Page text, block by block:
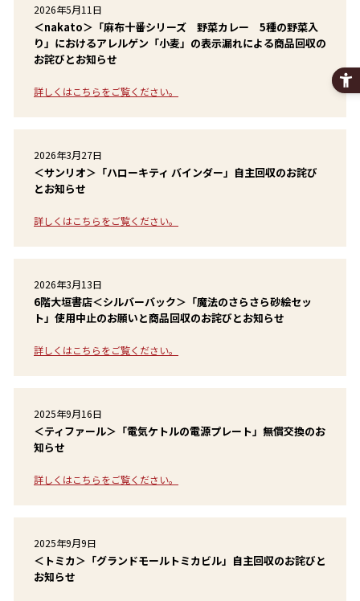
2026年5月11日
＜nakato＞「麻布十番シリーズ 野菜カレー 5種の野菜入
り」におけるアレルゲン「小麦」の表示漏れによる商品回収の
お詫びとお知らせ
詳しくはこちらをご覧ください。
2026年3月27日
＜サンリオ＞「ハローキティ バインダー」自主回収のお詫び
とお知らせ
詳しくはこちらをご覧ください。
2026年3月13日
6階大垣書店＜シルバーバック＞「魔法のさらさら砂絵セッ
ト」使用中止のお願いと商品回収のお詫びとお知らせ
詳しくはこちらをご覧ください。
2025年9月16日
＜ティファール＞「電気ケトルの電源プレート」無償交換のお
知らせ
詳しくはこちらをご覧ください。
2025年9月9日
＜トミカ＞「グランドモールトミカビル」自主回収のお詫びと
お知らせ